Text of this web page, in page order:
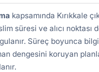
kapsamında Kırıkkale
süresi ve alıcı
Süreç boyunca
dengesini koruyan